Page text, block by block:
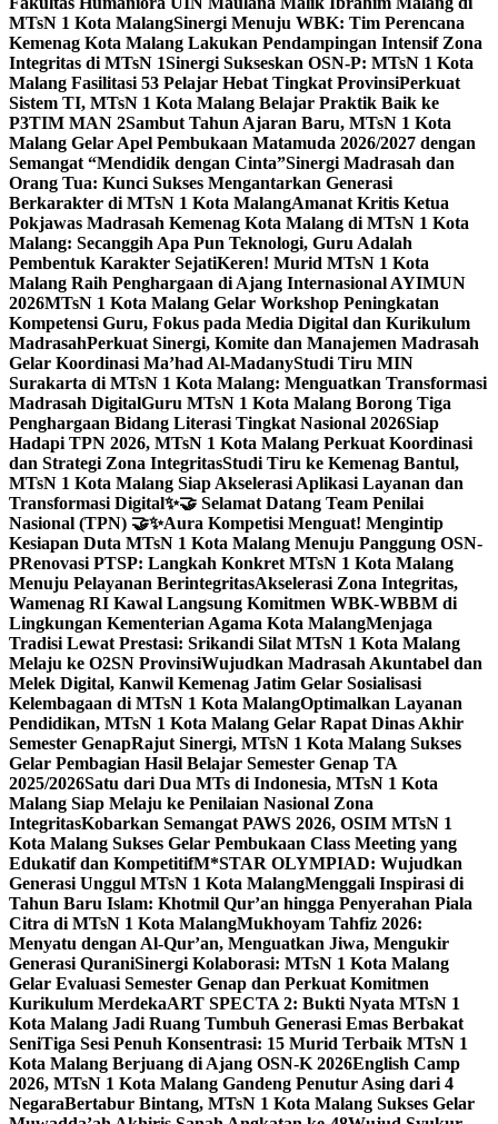
MTsN 1 Kota MalangSinergi Menuju WBK: Tim Perencana
Kemenag Kota Malang Lakukan Pendampingan Intensif Zona
Integritas di MTsN 1Sinergi Sukseskan OSN-P: MTsN 1 Kota
Malang Fasilitasi 53 Pelajar Hebat Tingkat ProvinsiPerkuat
Sistem TI, MTsN 1 Kota Malang Belajar Praktik Baik ke
P3TIM MAN 2Sambut Tahun Ajaran Baru, MTsN 1 Kota
Malang Gelar Apel Pembukaan Matamuda 2026/2027 dengan
Semangat “Mendidik dengan Cinta”Sinergi Madrasah dan
Orang Tua: Kunci Sukses Mengantarkan Generasi
Berkarakter di MTsN 1 Kota MalangAmanat Kritis Ketua
Pokjawas Madrasah Kemenag Kota Malang di MTsN 1 Kota
Malang: Secanggih Apa Pun Teknologi, Guru Adalah
Pembentuk Karakter SejatiKeren! Murid MTsN 1 Kota
Malang Raih Penghargaan di Ajang Internasional AYIMUN
2026MTsN 1 Kota Malang Gelar Workshop Peningkatan
Kompetensi Guru, Fokus pada Media Digital dan Kurikulum
MadrasahPerkuat Sinergi, Komite dan Manajemen Madrasah
Gelar Koordinasi Ma’had Al-MadanyStudi Tiru MIN
Surakarta di MTsN 1 Kota Malang: Menguatkan Transformasi
Madrasah DigitalGuru MTsN 1 Kota Malang Borong Tiga
Penghargaan Bidang Literasi Tingkat Nasional 2026Siap
Hadapi TPN 2026, MTsN 1 Kota Malang Perkuat Koordinasi
dan Strategi Zona IntegritasStudi Tiru ke Kemenag Bantul,
MTsN 1 Kota Malang Siap Akselerasi Aplikasi Layanan dan
Transformasi Digital✨🤝 Selamat Datang Team Penilai
Nasional (TPN) 🤝✨Aura Kompetisi Menguat! Mengintip
Kesiapan Duta MTsN 1 Kota Malang Menuju Panggung OSN-
PRenovasi PTSP: Langkah Konkret MTsN 1 Kota Malang
Menuju Pelayanan BerintegritasAkselerasi Zona Integritas,
Wamenag RI Kawal Langsung Komitmen WBK-WBBM di
Lingkungan Kementerian Agama Kota MalangMenjaga
Tradisi Lewat Prestasi: Srikandi Silat MTsN 1 Kota Malang
Melaju ke O2SN ProvinsiWujudkan Madrasah Akuntabel dan
Melek Digital, Kanwil Kemenag Jatim Gelar Sosialisasi
Kelembagaan di MTsN 1 Kota MalangOptimalkan Layanan
Pendidikan, MTsN 1 Kota Malang Gelar Rapat Dinas Akhir
Semester GenapRajut Sinergi, MTsN 1 Kota Malang Sukses
Gelar Pembagian Hasil Belajar Semester Genap TA
2025/2026Satu dari Dua MTs di Indonesia, MTsN 1 Kota
Malang Siap Melaju ke Penilaian Nasional Zona
IntegritasKobarkan Semangat PAWS 2026, OSIM MTsN 1
Kota Malang Sukses Gelar Pembukaan Class Meeting yang
Edukatif dan KompetitifM*STAR OLYMPIAD: Wujudkan
Generasi Unggul MTsN 1 Kota MalangMenggali Inspirasi di
Tahun Baru Islam: Khotmil Qur’an hingga Penyerahan Piala
Citra di MTsN 1 Kota MalangMukhoyam Tahfiz 2026:
Menyatu dengan Al-Qur’an, Menguatkan Jiwa, Mengukir
Generasi QuraniSinergi Kolaborasi: MTsN 1 Kota Malang
Gelar Evaluasi Semester Genap dan Perkuat Komitmen
Kurikulum MerdekaART SPECTA 2: Bukti Nyata MTsN 1
Kota Malang Jadi Ruang Tumbuh Generasi Emas Berbakat
SeniTiga Sesi Penuh Konsentrasi: 15 Murid Terbaik MTsN 1
Kota Malang Berjuang di Ajang OSN-K 2026English Camp
2026, MTsN 1 Kota Malang Gandeng Penutur Asing dari 4
NegaraBertabur Bintang, MTsN 1 Kota Malang Sukses Gelar